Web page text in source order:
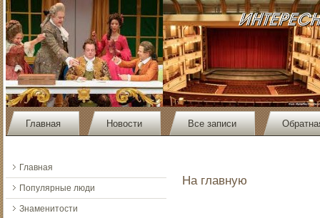
Главная Новости Все записи
Главная
Популярные люди
Знаменитости
На главную